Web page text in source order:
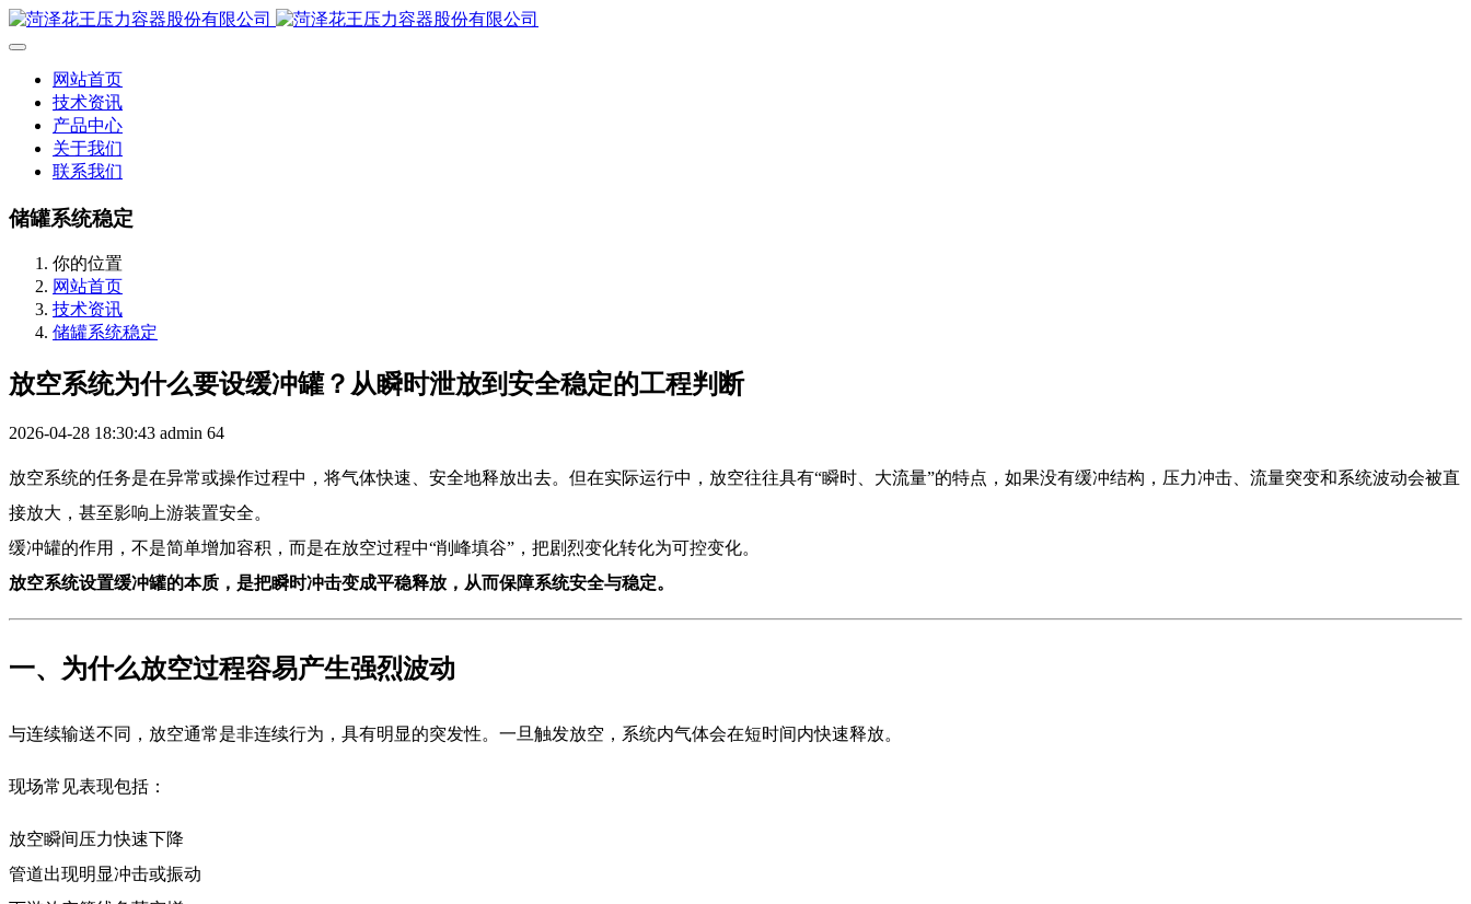
网站首页
技术资讯
产品中心
关于我们
联系我们
储罐系统稳定
你的位置
网站首页
技术资讯
储罐系统稳定
放空系统为什么要设缓冲罐？从瞬时泄放到安全稳定的工程判断
2026-04-28 18:30:43 admin 64
放空系统的任务是在异常或操作过程中，将气体快速、安全地释放出去。但在实际运行中，放空往往具有“瞬时、大流量”的特点，如果没有缓冲结构，压力冲击、流量突变和系统波动会被直
接放大，甚至影响上游装置安全。
缓冲罐的作用，不是简单增加容积，而是在放空过程中“削峰填谷”，把剧烈变化转化为可控变化。
放空系统设置缓冲罐的本质，是把瞬时冲击变成平稳释放，从而保障系统安全与稳定。
一、为什么放空过程容易产生强烈波动
与连续输送不同，放空通常是非连续行为，具有明显的突发性。一旦触发放空，系统内气体会在短时间内快速释放。
现场常见表现包括：
放空瞬间压力快速下降
管道出现明显冲击或振动